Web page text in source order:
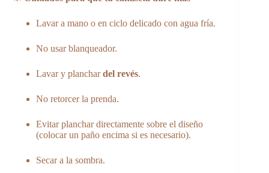
Lavar a mano o en ciclo delicado con agua fría.
No usar blanqueador.
Lavar y planchardel revés.
No retorcer la prenda.
Evitar planchar directamente sobre el diseño
(colocar un paño encima si es necesario).
Secar a la sombra.